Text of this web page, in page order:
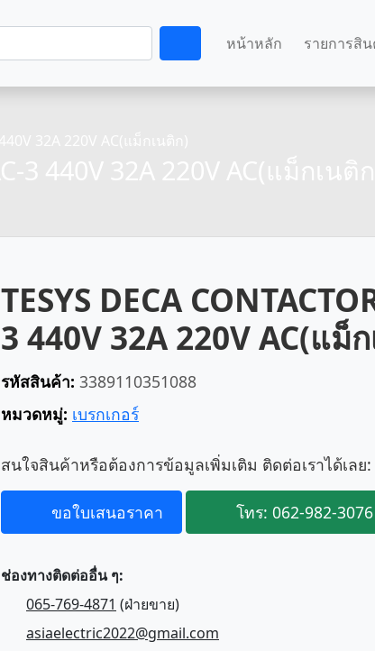
หน้าหลัก รายการสิ
TESYS DECA
3 440V 32A 220V AC(แม็
รหัสสินค้า: 3389110351088
หมวดหมู่: เบรกเกอร์
สนใจสินค้าหรือต้องการข้อมูลเพิ่มเติม ติดต่อเราได้เลย:
ขอใบเสนอราคา โทร: 062-982-3076
ช่องทางติดต่ออื่น ๆ:
065-769-4871 (ฝ่ายขาย)
asiaelectric2022@gmail.com